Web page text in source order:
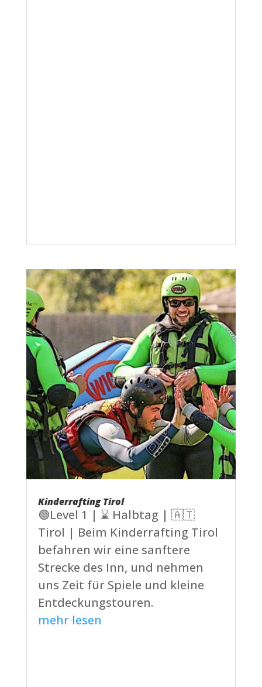
Kinderrafting Tirol
🟢Level 1 | ⌛ Halbtag | 🇦🇹
Tirol | Beim Kinderrafting Tirol
befahren wir eine sanftere
Strecke des Inn, und nehmen
uns Zeit für Spiele und kleine
Entdeckungstouren.
mehr lesen